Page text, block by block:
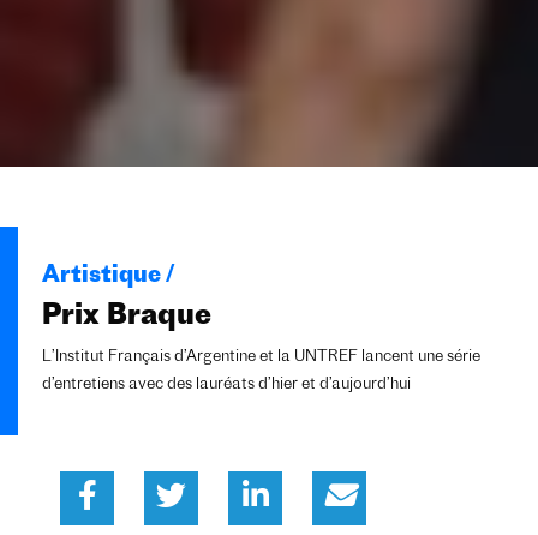
Artistique /
Prix Braque
L’Institut Français d’Argentine et la UNTREF lancent une série
d’entretiens avec des lauréats d’hier et d’aujourd’hui